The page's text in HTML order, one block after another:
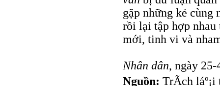
gặp những kẻ cùng
rồi lại tập hợp
mới, tinh vi và
Nhân dân, ngày 25-
Nguồn: TrÃ­ch láº¡i